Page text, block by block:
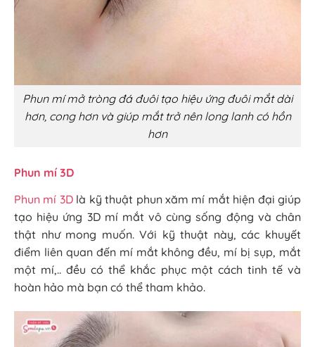
Phun mí mở tròng đá đuôi tạo hiệu ứng đuôi mắt dài
hơn, cong hơn và giúp mắt trở nên long lanh có hồn
hơn
Phun mí 3D
Phun mí 3Dlà kỹ thuật phun xăm mí mắt hiện đại giúp
tạo hiệu ứng 3D mí mắt vô cùng sống động và chân
thật như mong muốn. Với kỹ thuật này, các khuyết
điểm liên quan đến mí mắt không đều, mí bị sụp, mắt
một mí,.. đều có thể khắc phục một cách tinh tế và
hoàn hảo mà bạn có thể tham khảo.